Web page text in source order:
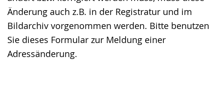
Änderung auch z.B. in der Registratur und im
Bildarchiv vorgenommen werden. Bitte benutzen
Sie dieses Formular zur Meldung einer
Adressänderung.